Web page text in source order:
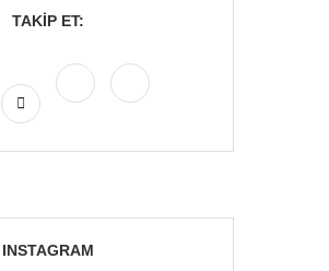
TAKIP ET:
INSTAGRAM